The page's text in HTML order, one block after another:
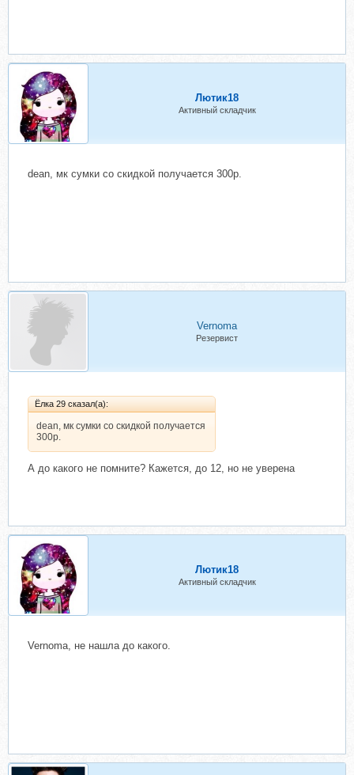
Лютик18
Активный складчик
dean, мк сумки со скидкой получается 300р.
Vernoma
Резервист
Ёлка 29 сказал(а):
dean, мк сумки со скидкой получается
300р.
А до какого не помните? Кажется, до 12, но не уверена
Лютик18
Активный складчик
Vernoma, не нашла до какого.